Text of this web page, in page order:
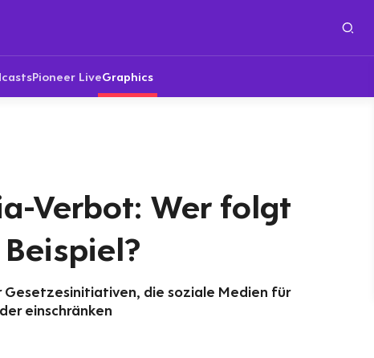
Pioneer LiveGraphics
Verbot: Wer folgt
die soziale Medien für
einschränken